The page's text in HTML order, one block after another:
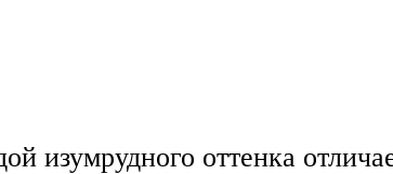
изумрудного оттенка